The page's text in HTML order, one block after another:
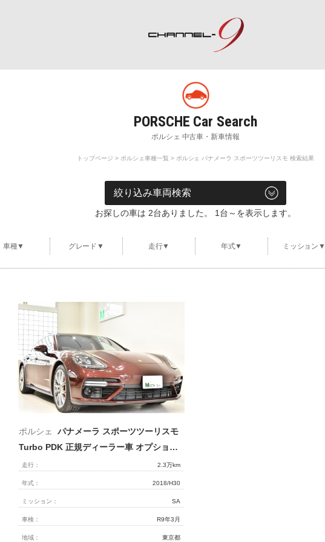
Special Shops
販売店・専門店情報
トップページ > ポルシェ車種一覧 > ポルシェ パナメーラ スポーツツーリスモ 検索結果
車両検索
お探しの車は 2台ありました。 1台～を表示します。
車種▼ グレード▼ 走行▼ 年式▼ ミッション▼
ポルシェ
パナメーラ スポーツツーリスモ
Turbo PDK 正規ディーラー車 オプション総額340万円オーバー スポーツクロノパッケージ リアエンターテインメント21インチエクスクルーシブホイール アダプティブクルコン パンラマサンルーフ 右ハンドル
走行： 2.3万km
年式： 2018/H30
ミッション： SA
車検： R9年3月
地域： 東京都